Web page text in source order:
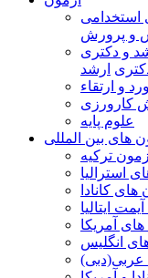
استخدامی
و پرورش
و دکتری
ارشد
و ارتقاء
کارورزی
علوم پایه
های بین المللی
استرالیا
های کانادا
های آمریکا
انگلیس